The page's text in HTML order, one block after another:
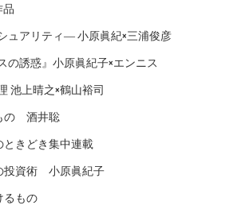
ュアリティ― 小原眞紀×三浦俊彦
の誘惑』小原眞紀子×エンニス
池上晴之×鶴山裕司
の 酒井聡
ときどき集中連載
投資術 小原眞紀子
るもの